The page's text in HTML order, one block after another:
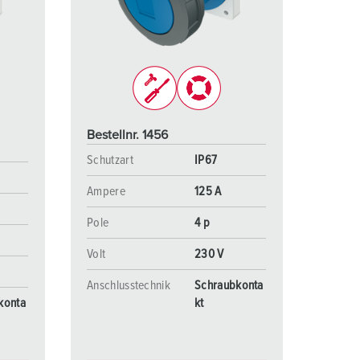
und Katastrophenschutz
Bestellnr. 1456
Schutzart
IP67
Ampere 125 A
Pole 4 p
Volt 230 V
Anschlusstechnik
Schraubkonta
kt